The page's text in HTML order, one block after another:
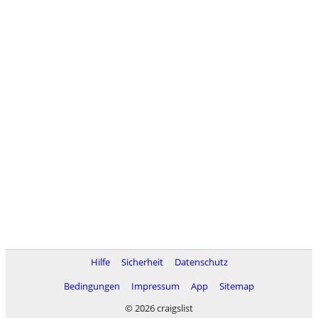
Hilfe Sicherheit
Datenschutz
Bedingungen
Impressum App
Sitemap
© 2026 craigslist